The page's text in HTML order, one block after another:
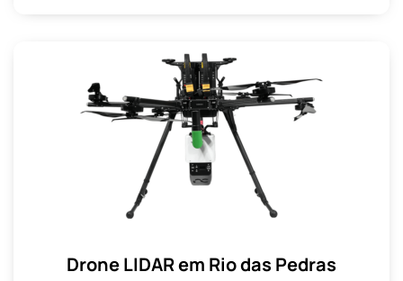
Drone LIDAR em Rio das Pedras